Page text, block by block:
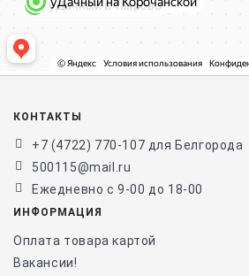
КОНТАКТЫ
+7 (4722) 770-107 для Белгорода
500115@mail.ru
Ежедневно с 9-00 до 18-00
ИНФОРМАЦИЯ
Оплата товара картой
Вакансии!